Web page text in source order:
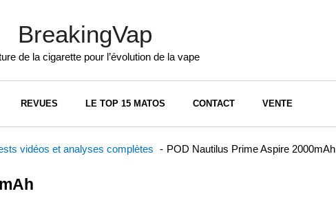
BreakingVap
de la cigarette pour l’évolution de la vape
REVUES LE TOP 15 MATOS CONTACT VENTE
vidéos et analyses complètes POD Nautilus Prime Aspire 2000mAh